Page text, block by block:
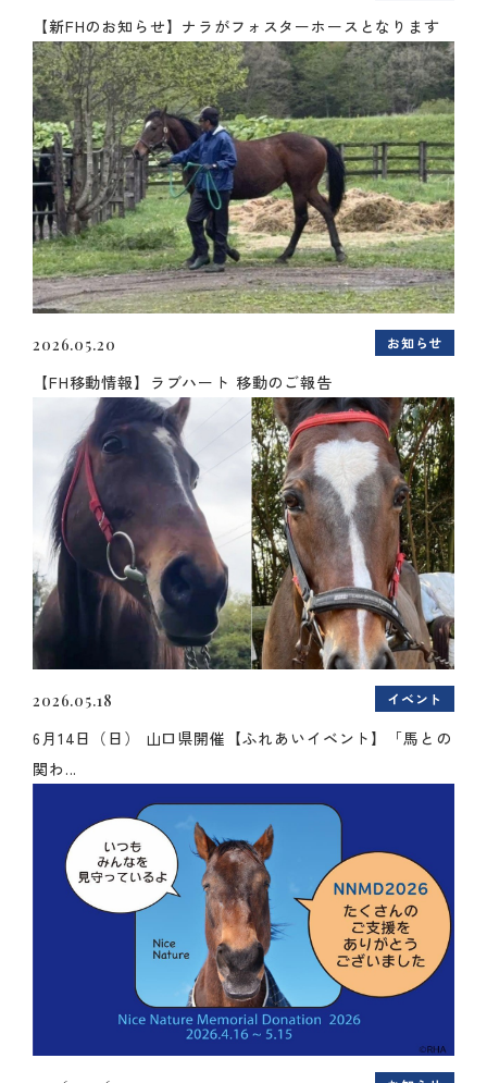
【新FHのお知らせ】ナラがフォスターホースとなります
2026.05.20 お知らせ
【FH移動情報】ラブハート 移動のご報告
2026.05.18 イベント
6月14日（日） 山口県開催【ふれあいイベント】「馬との
関わ...